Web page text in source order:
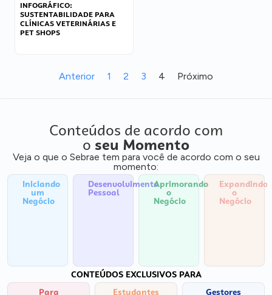
INFOGRÁFICO:
SUSTENTABILIDADE PARA
CLÍNICAS VETERINÁRIAS E
PET SHOPS
Anterior 1 2 3 4 Próximo
Conteúdos de acordo com
o seu Momento
Veja o que o Sebrae tem para você de acordo com o seu
momento:
Iniciando
um
Negócio
Desenvolvimento
Pessoal
Aprimorando
o
Negócio
Expandindo
o
Negócio
CONTEÚDOS EXCLUSIVOS PARA
Para
Estudantes Gestores